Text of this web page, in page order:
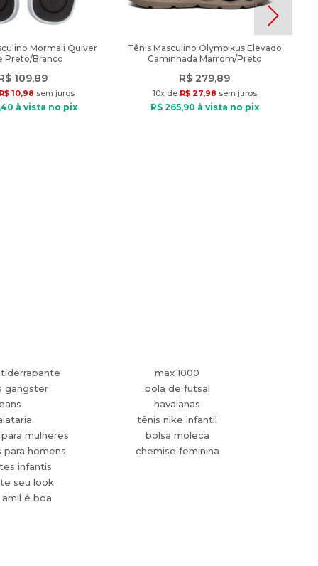
Mormaii Quiver
Preto/Branco
109,89
R$ 10,98 sem juros
,40 à vista no pix
Tênis Masculino Olympikus Elevado
Caminhada Marrom/Preto
R$ 279,89
10x de R$ 27,98 sem juros
R$ 265,90 à vista no pix
gangster
mulheres
homens
infantis
seu look
é boa
max 1000
bola de futsal
havaianas
tênis nike infantil
bolsa moleca
chemise feminina